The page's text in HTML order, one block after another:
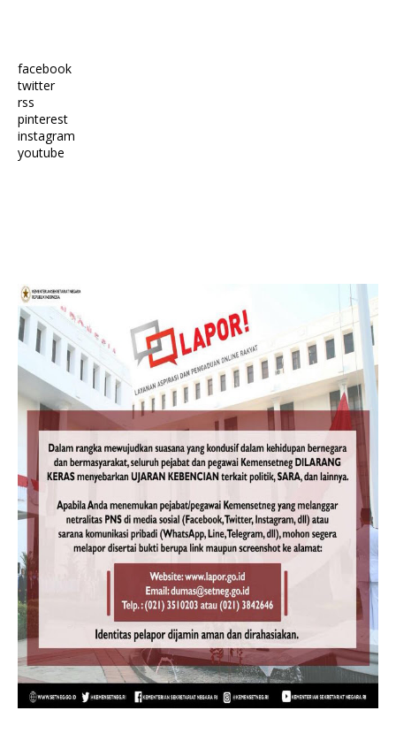
facebook
twitter
rss
pinterest
instagram
youtube